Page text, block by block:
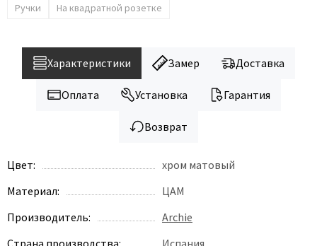
Ручки На квадратной розетке
Характеристики Замер Доставка
Оплата Установка Гарантия
Возврат
Цвет:
хром матовый
Материал:
ЦАМ
Производитель:
Archie
Страна производства:
Испания